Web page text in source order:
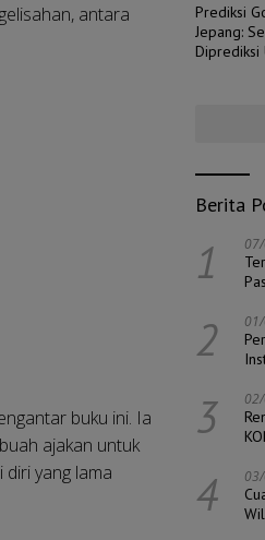
antara
buku ini. Ia
ajakan untuk
yang lama
Prediksi
Jepang:
Diprediksi
Berita
1
2
3
4